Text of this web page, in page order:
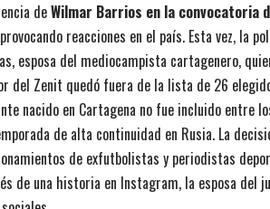
deWilmar Barrios en la convocatoria
reacciones en el país. Esta vez, la
esposa del mediocampista cartagenero,
del Zenit quedó fuera de la lista de 26
nacido en Cartagena no fue incluido entre
de alta continuidad en Rusia. La
de exfutbolistas y periodistas
de una historia en Instagram, la esposa del